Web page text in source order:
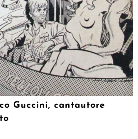
Guccini, cantautore